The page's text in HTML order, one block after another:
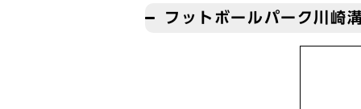
フットボールパーク川崎